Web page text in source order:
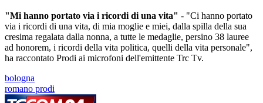
"Mi hanno portato via i ricordi di una vita" - "Ci hanno portato
via i ricordi di una vita, di mia moglie e miei, dalla spilla della sua
cresima regalata dalla nonna, a tutte le medaglie, persino 38 lauree
ad honorem, i ricordi della vita politica, quelli della vita personale",
ha raccontato Prodi ai microfoni dell'emittente Trc Tv.
bologna
romano prodi